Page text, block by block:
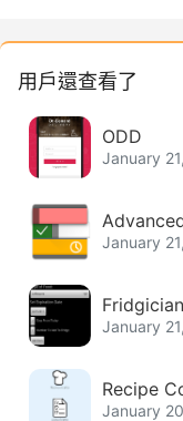
用戶還查看了
ODD
January
January
January
Recipe
January